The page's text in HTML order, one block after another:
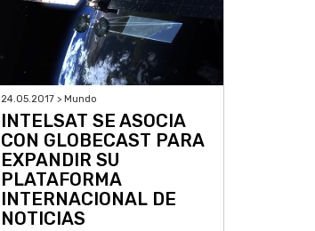
24.05.2017 > Mundo
INTELSAT SE ASOCIA
CON GLOBECAST PARA
EXPANDIR SU
PLATAFORMA
INTERNACIONAL DE
NOTICIAS